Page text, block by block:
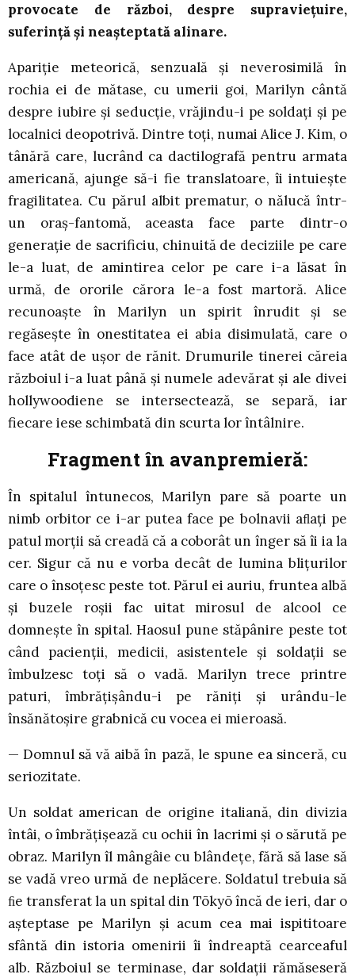
provocate de război, despre supraviețuire,
suferință și neașteptată alinare.
Apariție meteorică, senzuală și neverosimilă în
rochia ei de mătase, cu umerii goi, Marilyn cântă
despre iubire și seducție, vrăjindu-i pe soldați și pe
localnici deopotrivă. Dintre toți, numai Alice J. Kim, o
tânără care, lucrând ca dactilografă pentru armata
americană, ajunge să-i fie translatoare, îi intuiește
fragilitatea. Cu părul albit prematur, o nălucă într-
un oraș-fantomă, aceasta face parte dintr-o
generație de sacrificiu, chinuită de deciziile pe care
le-a luat, de amintirea celor pe care i-a lăsat în
urmă, de ororile cărora le-a fost martoră. Alice
recunoaște în Marilyn un spirit înrudit și se
regăsește în onestitatea ei abia disimulată, care o
face atât de ușor de rănit. Drumurile tinerei căreia
războiul i-a luat până și numele adevărat și ale divei
hollywoodiene se intersectează, se separă, iar
fiecare iese schimbată din scurta lor întâlnire.
Fragment în avanpremieră:
În spitalul întunecos, Marilyn pare să poarte un
nimb orbitor ce i-ar putea face pe bolnavii aﬂați pe
patul morții să creadă că a coborât un înger să îi ia la
cer. Sigur că nu e vorba decât de lumina blițurilor
care o însoțesc peste tot. Părul ei auriu, fruntea albă
și buzele roșii fac uitat mirosul de alcool ce
domnește în spital. Haosul pune stăpânire peste tot
când pacienții, medicii, asistentele și soldații se
îmbulzesc toți să o vadă. Marilyn trece printre
paturi, îmbrățișându-i pe răniți și urându-le
însănătoșire grabnică cu vocea ei mieroasă.
— Domnul să vă aibă în pază, le spune ea sinceră, cu
seriozitate.
Un soldat american de origine italiană, din divizia
întâi, o îmbrățișează cu ochii în lacrimi și o sărută pe
obraz. Marilyn îl mângâie cu blândețe, fără să lase să
se vadă vreo urmă de neplăcere. Soldatul trebuia să
ﬁe transferat la un spital din Tōkyō încă de ieri, dar o
așteptase pe Marilyn și acum cea mai ispititoare
sfântă din istoria omenirii îi îndreaptă cearceaful
alb. Războiul se terminase, dar soldații rămăseseră